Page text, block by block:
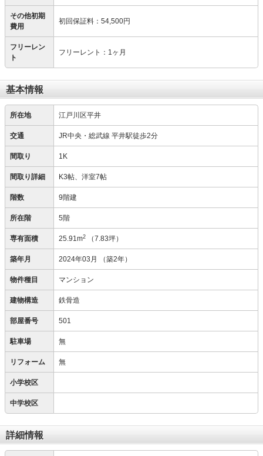
その他初期
費用
初回保証料 ： 54,500円
フリーレン
ト
フリーレント：1ヶ月
基本情報
所在地 江戸川区平井
交通 JR中央・総武線 平井駅徒歩2分
間取り 1K
間取り詳細 K3帖、洋室7帖
階数 9階建
所在階 5階
専有面積 25.91m2 （7.83坪）
築年月 2024年03月 （築2年）
物件種目 マンション
建物構造 鉄骨造
部屋番号 501
駐車場 無
リフォーム 無
小学校区
中学校区
詳細情報